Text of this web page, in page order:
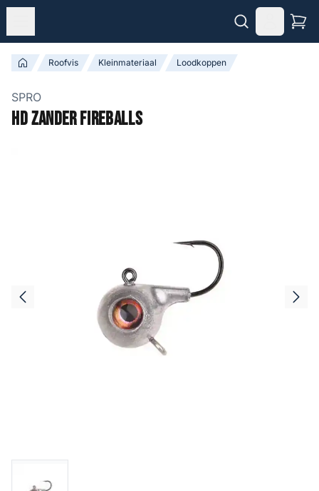
Roofvis Kleinmateriaal Loodkoppen
SPRO
HD Zander Fireballs